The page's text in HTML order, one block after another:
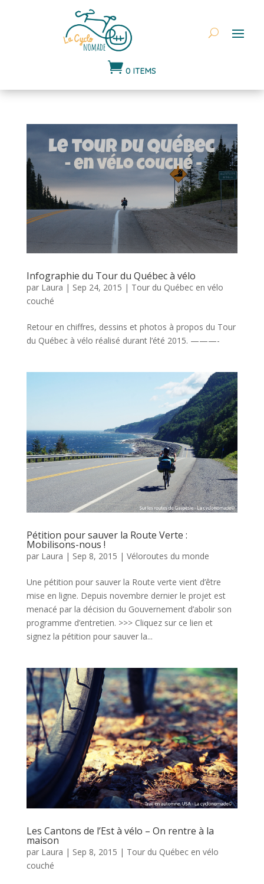
 0 ITEMS
Infographie du Tour du Québec à vélo
par Laura | Sep 24, 2015 | Tour du Québec en vélo
couché
Retour en chiffres, dessins et photos à propos du Tour
du Québec à vélo réalisé durant l’été 2015. ———-
Pétition pour sauver la Route Verte :
Mobilisons-nous !
par Laura | Sep 8, 2015 | Véloroutes du monde
Une pétition pour sauver la Route verte vient d’être
mise en ligne. Depuis novembre dernier le projet est
menacé par la décision du Gouvernement d’abolir son
programme d’entretien. >>> Cliquez sur ce lien et
signez la pétition pour sauver la...
Les Cantons de l’Est à vélo – On rentre à la
maison
par Laura | Sep 8, 2015 | Tour du Québec en vélo
couché